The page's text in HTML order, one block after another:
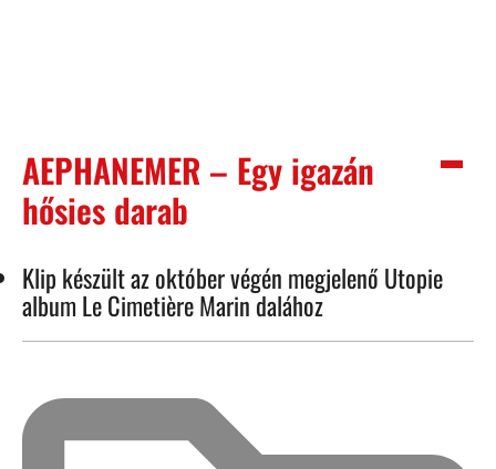
AEPHANEMER – Egy igazán
hősies darab
Klip készült az október végén megjelenő Utopie
album Le Cimetière Marin dalához